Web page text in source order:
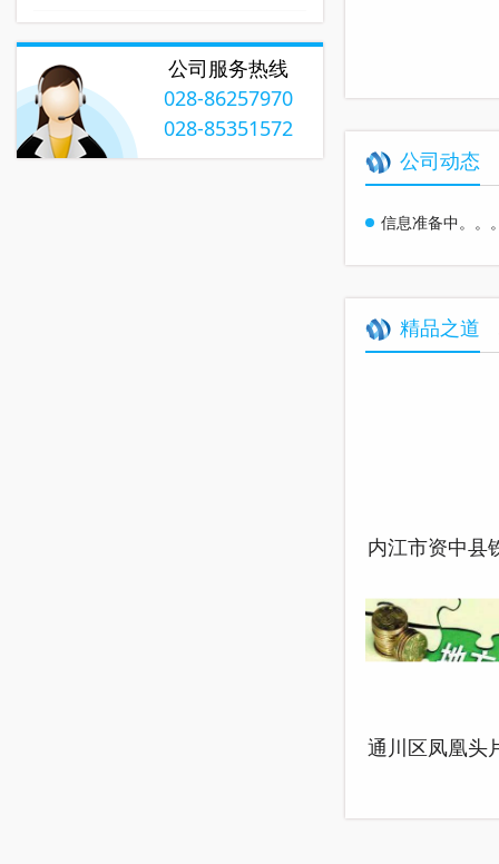
公司服务热线
028-86257970
028-85351572
公司动态
信息准备中。。
精品之道
内江市资中县
柏龙村乡村振
规划
通川区凤凰头